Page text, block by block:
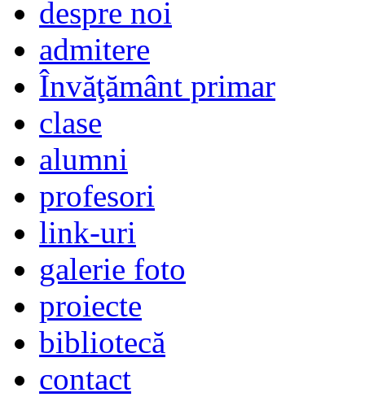
despre noi
admitere
Învăţământ primar
clase
alumni
profesori
link-uri
galerie foto
proiecte
bibliotecă
contact